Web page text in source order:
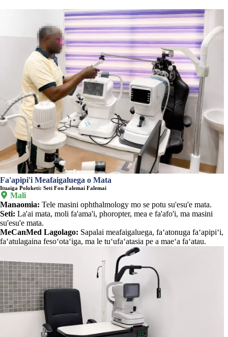
Fa'apipi'i Meafaigaluega o Mata
Ituaiga Poloketi: Seti Fou Falemai Falemai
 Mali
Manaomia: Tele masini ophthalmology mo se potu su'esu'e mata.
Seti: La'ai mata, moli fa'ama'i, phoropter, mea e fa'afo'i, ma masini
su'esu'e mata.
MeCanMed Lagolago: Sapalai meafaigaluega, faʻatonuga faʻapipiʻi,
faʻatulagaina fesoʻotaʻiga, ma le tuʻufaʻatasia pe a maeʻa faʻatau.